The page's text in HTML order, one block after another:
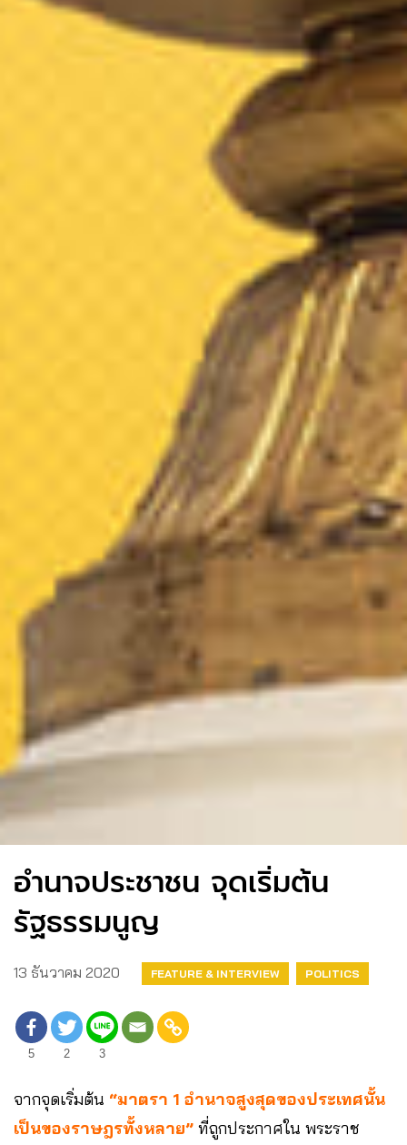
อำนาจประชาชน จุดเริ่มต้น
รัฐธรรมนูญ
13 ธันวาคม 2020 FEATURE & INTERVIEW POLITICS
5 2 3
จากจุดเริ่มต้น “มาตรา 1 อำนาจสูงสุดของประเทศนั้น
เป็นของราษฎรทั้งหลาย” ที่ถูกประกาศใน พระราช